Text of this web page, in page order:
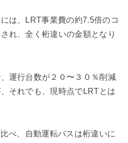
は、LRT事業費の約7.5倍のコ
れ、全く桁違いの金額となり
運行台数が２０〜３０％削減
それでも、現時点でLRTとは
べ、自動運転バスは桁違いに